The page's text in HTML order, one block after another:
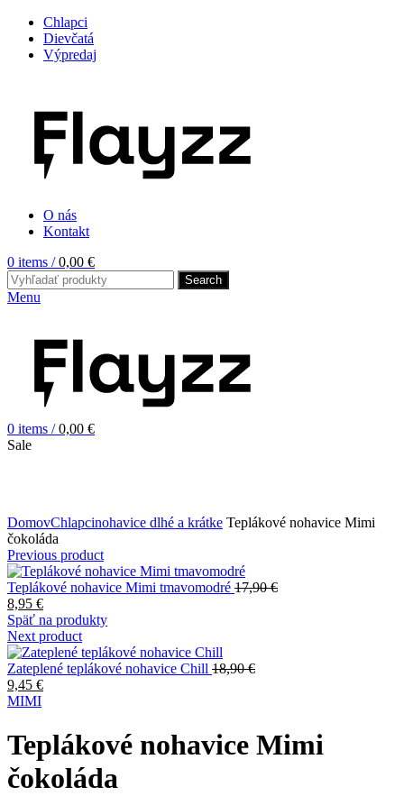
Chlapci
Dievčatá
Výpredaj
O nás
Kontakt
0 items / 0,00 €
Search
Menu
0 items / 0,00 €
Sale
DomovChlapcinohavice dlhé a krátke Teplákové nohavice Mimi
čokoláda
Previous product
Teplákové nohavice Mimi tmavomodré 17,90€
8,95 €
Späť na produkty
Next product
Zateplené teplákové nohavice Chill 18,90€
9,45 €
MIMI
Teplákové nohavice Mimi
čokoláda